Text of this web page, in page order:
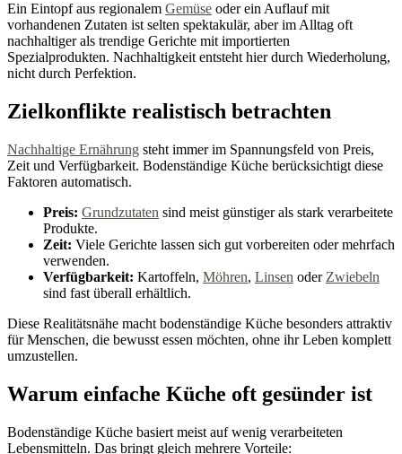
Ein Eintopf aus regionalem Gemüse oder ein Auflauf mit
vorhandenen Zutaten ist selten spektakulär, aber im Alltag oft
nachhaltiger als trendige Gerichte mit importierten
Spezialprodukten. Nachhaltigkeit entsteht hier durch Wiederholung,
nicht durch Perfektion.
Zielkonflikte realistisch betrachten
Nachhaltige Ernährung steht immer im Spannungsfeld von Preis,
Zeit und Verfügbarkeit. Bodenständige Küche berücksichtigt diese
Faktoren automatisch.
Preis: Grundzutaten sind meist günstiger als stark verarbeitete
Produkte.
Zeit: Viele Gerichte lassen sich gut vorbereiten oder mehrfach
verwenden.
Verfügbarkeit: Kartoffeln, Möhren, Linsen oder Zwiebeln
sind fast überall erhältlich.
Diese Realitätsnähe macht bodenständige Küche besonders attraktiv
für Menschen, die bewusst essen möchten, ohne ihr Leben komplett
umzustellen.
Warum einfache Küche oft gesünder ist
Bodenständige Küche basiert meist auf wenig verarbeiteten
Lebensmitteln. Das bringt gleich mehrere Vorteile: